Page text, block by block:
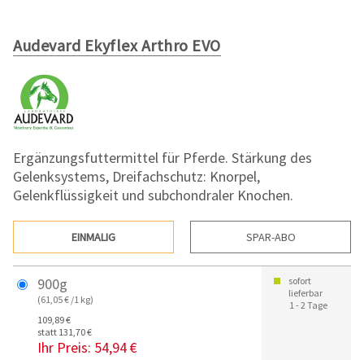
Audevard Ekyflex Arthro EVO
Ergänzungsfuttermittel für Pferde. Stärkung des
Gelenksystems, Dreifachschutz: Knorpel,
Gelenkflüssigkeit und subchondraler Knochen.
EINMALIG SPAR-ABO
900g
(61,05 € /1 kg)
statt 131,70 €
109,89 €
Ihr Preis: 54,94 €
sofort
lieferbar
1 - 2 Tage